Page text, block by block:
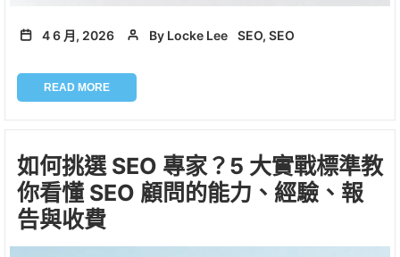
4 6 月, 2026 By Locke Lee SEO, SEO
READ MORE
如何挑選 SEO 專家？5 大實戰標準教
你看懂 SEO 顧問的能力、經驗、報
告與收費